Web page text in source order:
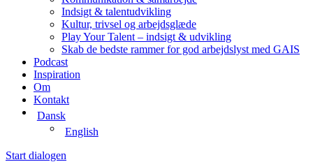
Indsigt & talentudvikling
Kultur, trivsel og arbejdsglæde
Play Your Talent – indsigt & udvikling
Skab de bedste rammer for god arbejdslyst med GAIS
Podcast
Inspiration
Om
Kontakt
Dansk
English
Start dialogen